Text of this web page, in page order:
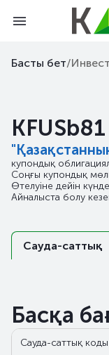
Басты бет/
KFUSb81
купондық
Соңғы купондық
Өтелуіне дейін
Айналыста болу
Сауда-саттық
Басқа
Сауда-саттық коды